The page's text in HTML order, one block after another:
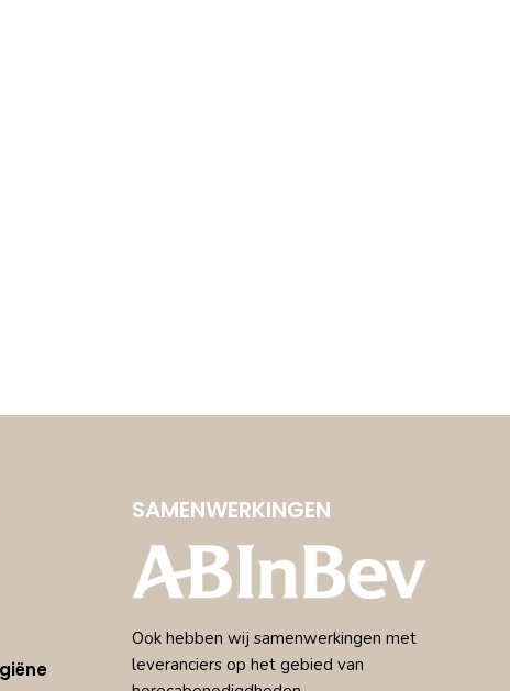
SAMENWERKINGEN
Ook hebben wij samenwerkingen met
leveranciers op het gebied van